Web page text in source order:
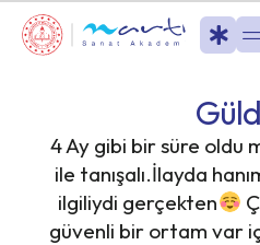
4 Ay gibi bir süre oldu
ile tanışalı.İlayda
ilgiliydi gerçekten
güvenli bir ortam var